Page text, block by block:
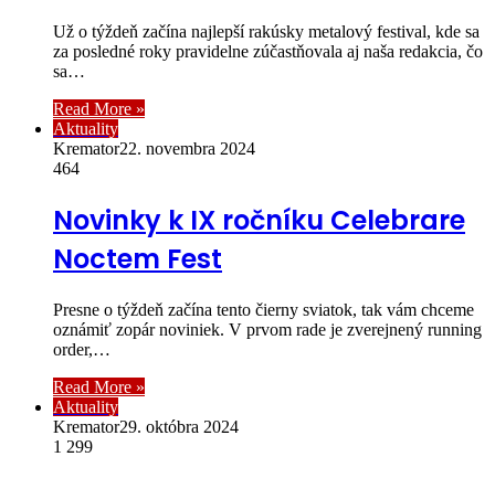
Už o týždeň začína najlepší rakúsky metalový festival, kde sa
za posledné roky pravidelne zúčastňovala aj naša redakcia, čo
sa…
Read More »
Aktuality
Kremator22. novembra 2024
464
Novinky k IX ročníku Celebrare
Noctem Fest
Presne o týždeň začína tento čierny sviatok, tak vám chceme
oznámiť zopár noviniek. V prvom rade je zverejnený running
order,…
Read More »
Aktuality
Kremator29. októbra 2024
1 299